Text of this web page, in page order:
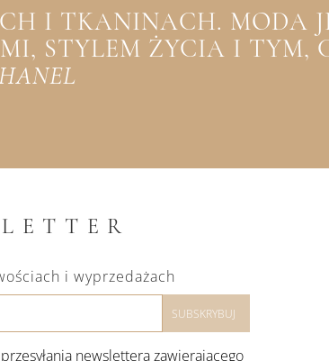
I TKANINACH. MODA
STYLEM ŻYCIA I TYM,
i wyprzedażach
newslettera zawierającego